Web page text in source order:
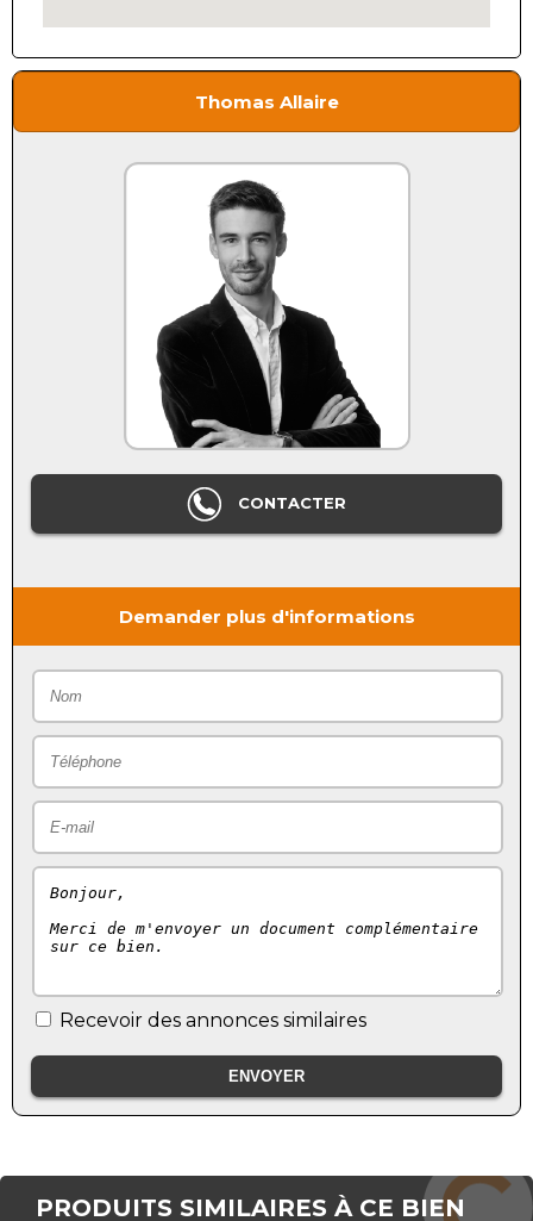
Thomas Allaire
CONTACTER
Demander plus d'informations
Recevoir des annonces similaires
PRODUITS SIMILAIRES À CE BIEN